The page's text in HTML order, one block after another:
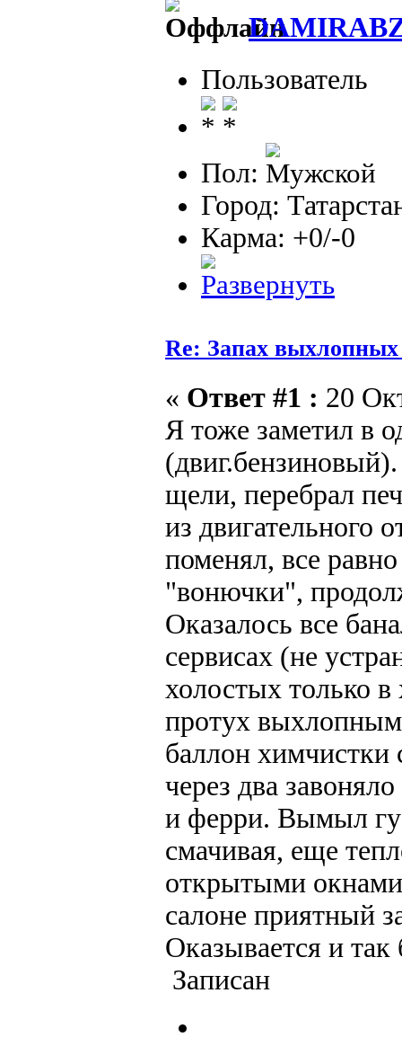
Пользователь
Пол:
Город:
Карма: +0/-0
Re: Запах выхлопных
« Ответ #1 : 20
Я тоже заметил в
щели, перебрал
из двигательного
поменял, все
"вонючки",
Оказалось все
сервисах (не
холостых только
протух
баллон химчистки
через два
и ферри. Вымыл
смачивая, еще
открытыми
салоне приятный
Оказывается и
Записан